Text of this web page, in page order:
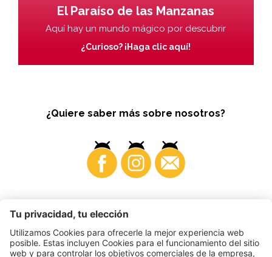
El Paraíso de las Manzanas
Aquí hay un mundo mágico por descubrir
¿Curioso? ¡Haga clic aquí!
¿Quiere saber más sobre nosotros?
Business